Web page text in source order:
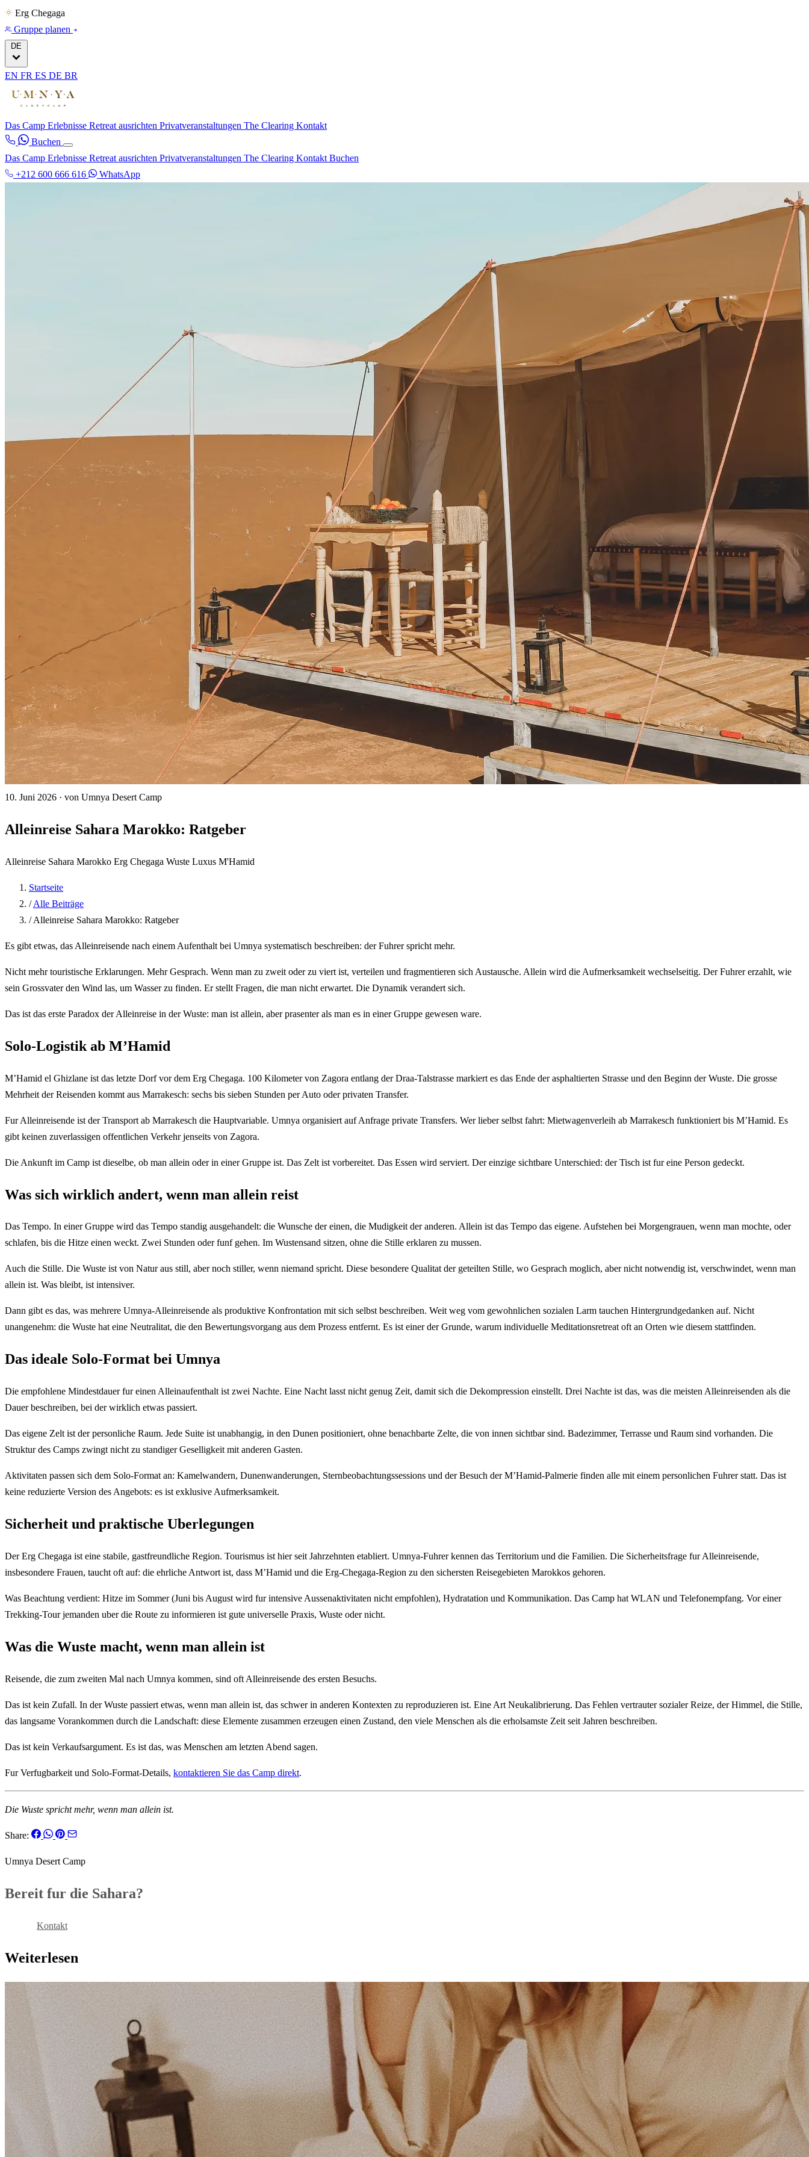
Erg Chegaga
Gruppe planen
DE
EN FR ES DE BR
Das Camp Erlebnisse Retreat ausrichten Privatveranstaltungen The Clearing Kontakt
Buchen
Das Camp Erlebnisse Retreat ausrichten Privatveranstaltungen The Clearing Kontakt Buchen
+212 600 666 616
WhatsApp
10. Juni 2026 · von Umnya Desert Camp
Alleinreise Sahara Marokko: Ratgeber
Alleinreise Sahara Marokko Erg Chegaga Wuste Luxus M'Hamid
Startseite
/ Alle Beiträge
/ Alleinreise Sahara Marokko: Ratgeber
Es gibt etwas, das Alleinreisende nach einem Aufenthalt bei Umnya systematisch beschreiben: der Fuhrer spricht mehr.
Nicht mehr touristische Erklarungen. Mehr Gesprach. Wenn man zu zweit oder zu viert ist, verteilen und fragmentieren sich Austausche. Allein wird die Aufmerksamkeit wechselseitig. Der Fuhrer erzahlt, wie
sein Grossvater den Wind las, um Wasser zu finden. Er stellt Fragen, die man nicht erwartet. Die Dynamik verandert sich.
Das ist das erste Paradox der Alleinreise in der Wuste: man ist allein, aber prasenter als man es in einer Gruppe gewesen ware.
Solo-Logistik ab M’Hamid
M’Hamid el Ghizlane ist das letzte Dorf vor dem Erg Chegaga. 100 Kilometer von Zagora entlang der Draa-Talstrasse markiert es das Ende der asphaltierten Strasse und den Beginn der Wuste. Die grosse
Mehrheit der Reisenden kommt aus Marrakesch: sechs bis sieben Stunden per Auto oder privaten Transfer.
Fur Alleinreisende ist der Transport ab Marrakesch die Hauptvariable. Umnya organisiert auf Anfrage private Transfers. Wer lieber selbst fahrt: Mietwagenverleih ab Marrakesch funktioniert bis M’Hamid. Es
gibt keinen zuverlassigen offentlichen Verkehr jenseits von Zagora.
Die Ankunft im Camp ist dieselbe, ob man allein oder in einer Gruppe ist. Das Zelt ist vorbereitet. Das Essen wird serviert. Der einzige sichtbare Unterschied: der Tisch ist fur eine Person gedeckt.
Was sich wirklich andert, wenn man allein reist
Das Tempo. In einer Gruppe wird das Tempo standig ausgehandelt: die Wunsche der einen, die Mudigkeit der anderen. Allein ist das Tempo das eigene. Aufstehen bei Morgengrauen, wenn man mochte, oder
schlafen, bis die Hitze einen weckt. Zwei Stunden oder funf gehen. Im Wustensand sitzen, ohne die Stille erklaren zu mussen.
Auch die Stille. Die Wuste ist von Natur aus still, aber noch stiller, wenn niemand spricht. Diese besondere Qualitat der geteilten Stille, wo Gesprach moglich, aber nicht notwendig ist, verschwindet, wenn man
allein ist. Was bleibt, ist intensiver.
Dann gibt es das, was mehrere Umnya-Alleinreisende als produktive Konfrontation mit sich selbst beschreiben. Weit weg vom gewohnlichen sozialen Larm tauchen Hintergrundgedanken auf. Nicht
unangenehm: die Wuste hat eine Neutralitat, die den Bewertungsvorgang aus dem Prozess entfernt. Es ist einer der Grunde, warum individuelle Meditationsretreat oft an Orten wie diesem stattfinden.
Das ideale Solo-Format bei Umnya
Die empfohlene Mindestdauer fur einen Alleinaufenthalt ist zwei Nachte. Eine Nacht lasst nicht genug Zeit, damit sich die Dekompression einstellt. Drei Nachte ist das, was die meisten Alleinreisenden als die
Dauer beschreiben, bei der wirklich etwas passiert.
Das eigene Zelt ist der personliche Raum. Jede Suite ist unabhangig, in den Dunen positioniert, ohne benachbarte Zelte, die von innen sichtbar sind. Badezimmer, Terrasse und Raum sind vorhanden. Die
Struktur des Camps zwingt nicht zu standiger Geselligkeit mit anderen Gasten.
Aktivitaten passen sich dem Solo-Format an: Kamelwandern, Dunenwanderungen, Sternbeobachtungssessions und der Besuch der M’Hamid-Palmerie finden alle mit einem personlichen Fuhrer statt. Das ist
keine reduzierte Version des Angebots: es ist exklusive Aufmerksamkeit.
Sicherheit und praktische Uberlegungen
Der Erg Chegaga ist eine stabile, gastfreundliche Region. Tourismus ist hier seit Jahrzehnten etabliert. Umnya-Fuhrer kennen das Territorium und die Familien. Die Sicherheitsfrage fur Alleinreisende,
insbesondere Frauen, taucht oft auf: die ehrliche Antwort ist, dass M’Hamid und die Erg-Chegaga-Region zu den sichersten Reisegebieten Marokkos gehoren.
Was Beachtung verdient: Hitze im Sommer (Juni bis August wird fur intensive Aussenaktivitaten nicht empfohlen), Hydratation und Kommunikation. Das Camp hat WLAN und Telefonempfang. Vor einer
Trekking-Tour jemanden uber die Route zu informieren ist gute universelle Praxis, Wuste oder nicht.
Was die Wuste macht, wenn man allein ist
Reisende, die zum zweiten Mal nach Umnya kommen, sind oft Alleinreisende des ersten Besuchs.
Das ist kein Zufall. In der Wuste passiert etwas, wenn man allein ist, das schwer in anderen Kontexten zu reproduzieren ist. Eine Art Neukalibrierung. Das Fehlen vertrauter sozialer Reize, der Himmel, die Stille,
das langsame Vorankommen durch die Landschaft: diese Elemente zusammen erzeugen einen Zustand, den viele Menschen als die erholsamste Zeit seit Jahren beschreiben.
Das ist kein Verkaufsargument. Es ist das, was Menschen am letzten Abend sagen.
Fur Verfugbarkeit und Solo-Format-Details, kontaktieren Sie das Camp direkt.
Die Wuste spricht mehr, wenn man allein ist.
Share:
Umnya Desert Camp
Bereit fur die Sahara?
Kontakt
Weiterlesen